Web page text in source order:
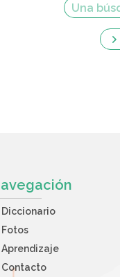
Diccionario
Fotos
Aprendizaje
Contacto